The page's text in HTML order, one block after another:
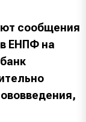
сообщения
ЕНПФ на